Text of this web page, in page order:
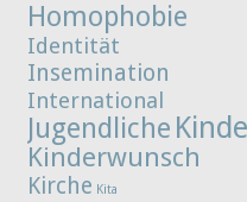
Homophobie
Identität
Insemination
International
Jugendliche
Kinderwunsch
Kirche Kita